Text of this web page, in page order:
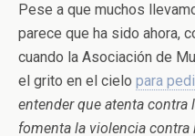
Pese a que muchos
parece que ha sido ahora,
cuando la Asociación de
el grito en el cielo para
entender que atenta contra
fomenta la violencia contra